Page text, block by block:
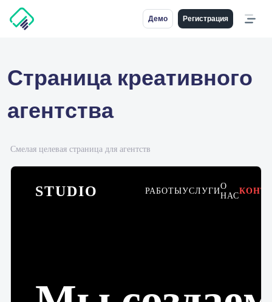
Демо Регистрация
Страница креативного
агентства
Смелая целевая страница для агентств